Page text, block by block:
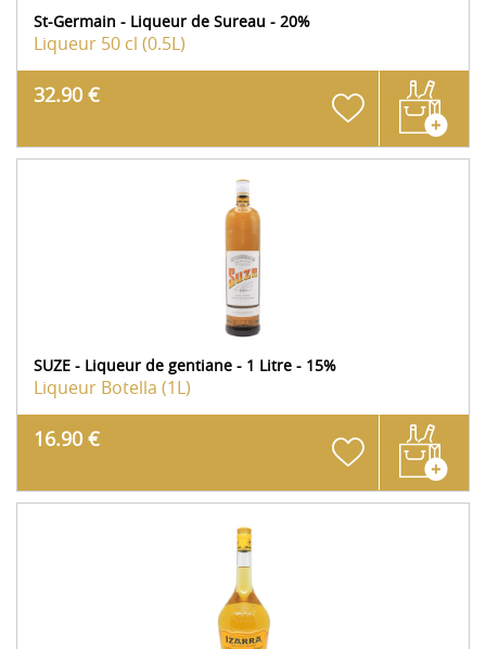
St-Germain - Liqueur de Sureau - 20%
Liqueur 50 cl (0.5L)
32.90 €
SUZE - Liqueur de gentiane - 1 Litre - 15%
Liqueur Botella (1L)
16.90 €